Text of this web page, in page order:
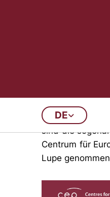
DE
Zwischen dem
sind die
Centrum für
Lupe